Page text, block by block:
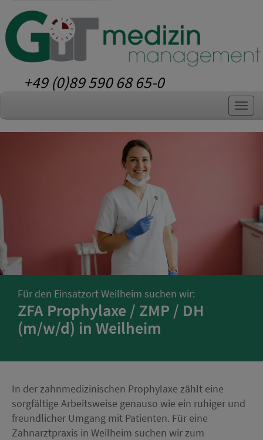
+49 (0)89 590 68 65-0
Für den Einsatzort Weilheim suchen wir:
ZFA Prophylaxe / ZMP / DH
(m/w/d) in Weilheim
';
In der zahnmedizinischen Prophylaxe zählt eine
sorgfältige Arbeitsweise genauso wie ein ruhiger und
freundlicher Umgang mit Patienten. Für eine
Zahnarztpraxis in Weilheim suchen wir zum